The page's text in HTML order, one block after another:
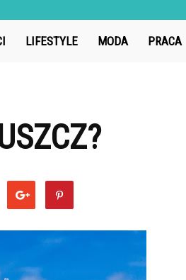
LIFESTYLE MODA PRACA